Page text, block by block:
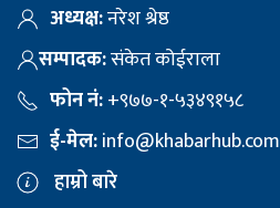
अध्यक्ष:नरेश श्रेष्ठ
सम्पादक:संकेत कोईराला
फोन नं:+९७७-१-५३४९१५८
ई-मेल:info@khabarhub.com
हाम्रो बारे